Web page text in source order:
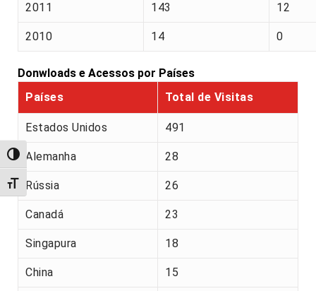
Alternar alto contraste
Alternar tamanho da fonte
2011 143 12
2010 14 0
Donwloads e Acessos por Países
Países
Total de Visitas
Estados Unidos 491
Alemanha 28
Rússia 26
Canadá 23
Singapura 18
China 15